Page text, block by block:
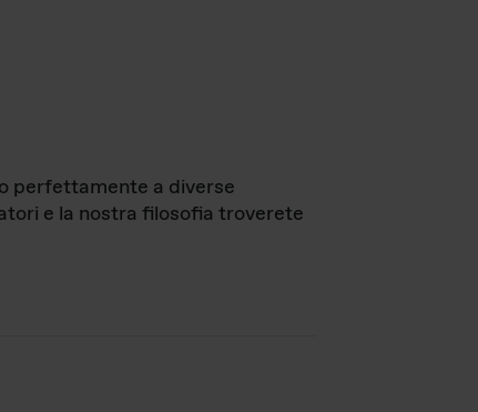
perfettamente a diverse
e la nostra filosofia troverete